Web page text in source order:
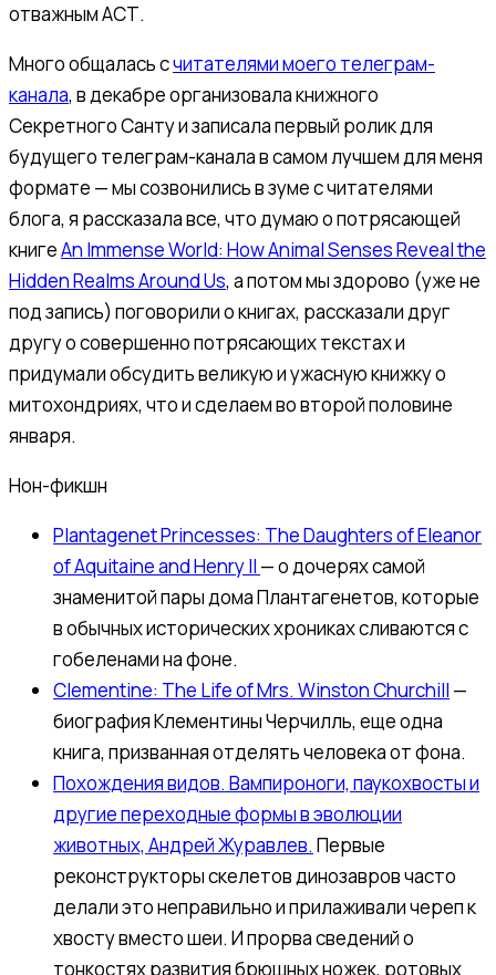
отважным АСТ.
Много общалась считателями моего телеграм-
канала, в декабре организовала книжного
Секретного Санту и записала первый ролик для
будущего телеграм-канала в самом лучшем для меня
формате — мы созвонились в зуме с читателями
блога, я рассказала все, что думаю о потрясающей
книгеAn Immense World: How Animal Senses Reveal the
Hidden Realms Around Us, а потом мы здорово (уже не
под запись) поговорили о книгах, рассказали друг
другу о совершенно потрясающих текстах и
придумали обсудить великую и ужасную книжку о
митохондриях, что и сделаем во второй половине
января.
Нон-фикшн
Plantagenet Princesses: The Daughters of Eleanor
of Aquitaine and Henry II — о дочерях самой
знаменитой пары дома Плантагенетов, которые
в обычных исторических хрониках сливаются с
гобеленами на фоне.
Clementine: The Life of Mrs. Winston Churchill —
биография Клементины Черчилль, еще одна
книга, призванная отделять человека от фона.
Похождения видов. Вампироноги, паукохвосты и
другие переходные формы в эволюции
животных, Андрей Журавлев. Первые
реконструкторы скелетов динозавров часто
делали это неправильно и прилаживали череп к
хвосту вместо шеи. И прорва сведений о
тонкостях развития брюшных ножек, ротовых